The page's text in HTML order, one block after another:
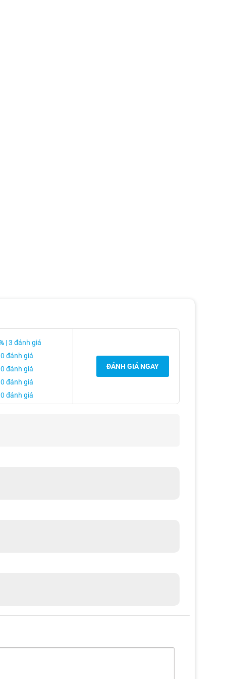
| 3 đánh giá
0 đánh giá
0 đánh giá
0 đánh giá
0 đánh giá
ĐÁNH GIÁ NGAY